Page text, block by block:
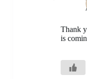
Thank
is